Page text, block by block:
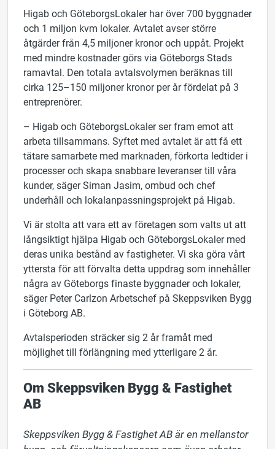
Higab och GöteborgsLokaler har över 700 byggnader
och 1 miljon kvm lokaler. Avtalet avser större
åtgärder från 4,5 miljoner kronor och uppåt. Projekt
med mindre kostnader görs via Göteborgs Stads
ramavtal. Den totala avtalsvolymen beräknas till
cirka 125–150 miljoner kronor per år fördelat på 3
entreprenörer.
– Higab och GöteborgsLokaler ser fram emot att
arbeta tillsammans. Syftet med avtalet är att få ett
tätare samarbete med marknaden, förkorta ledtider i
processer och skapa snabbare leveranser till våra
kunder, säger Siman Jasim, ombud och chef
underhåll och lokalanpassningsprojekt på Higab.
Vi är stolta att vara ett av företagen som valts ut att
långsiktigt hjälpa Higab och GöteborgsLokaler med
deras unika bestånd av fastigheter. Vi ska göra vårt
yttersta för att förvalta detta uppdrag som innehåller
några av Göteborgs finaste byggnader och lokaler,
säger Peter Carlzon Arbetschef på Skeppsviken Bygg
i Göteborg AB.
Avtalsperioden sträcker sig 2 år framåt med
möjlighet till förlängning med ytterligare 2 år.
Om Skeppsviken Bygg & Fastighet
AB
Skeppsviken Bygg & Fastighet AB är en mellanstor